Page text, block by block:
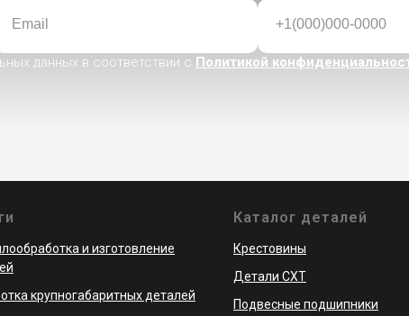
Email +1(000)000-0000
данных в соответствии с Политикой
и изготовление
крупногабаритных деталей
Каталог деталей
Крестовины
Детали СХТ
Подвесные подшипники